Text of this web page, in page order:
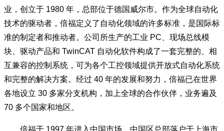
倍福（Beckhoff）是一家专注于自动化新技术的德资企
业，创立于 1980 年，总部位于德国威尔市。作为全球自动化
技术的驱动者，倍福定义了自动化领域的许多标准，是国际标
准的制定者和推动者。公司所生产的工业 PC、现场总线模
块、驱动产品和 TwinCAT 自动化软件构成了一套完整的、相
互兼容的控制系统，可为各个工控领域提供开放式自动化系统
和完整的解决方案。经过 40 年的发展和努力，倍福已在世界
各地设立 30 多家分支机构，加上全球的合作伙伴，业务遍及
70 多个国家和地区。